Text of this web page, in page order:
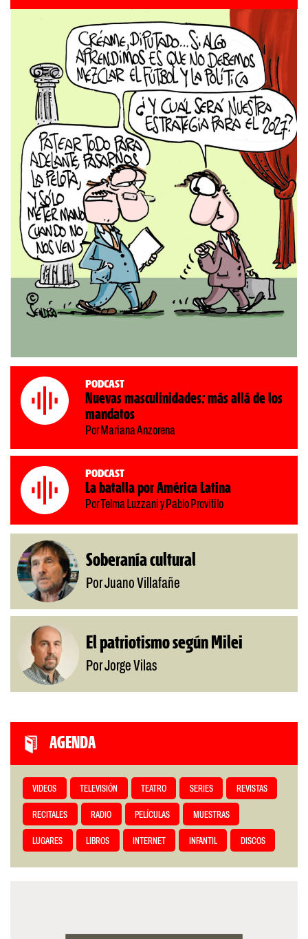
Podcast
Nuevas masculinidades: más allá de los
mandatos
Por Mariana Anzorena
Podcast
La batalla por América Latina
Por Telma Luzzani y Pablo Provitilo
Soberanía cultural
Por Juano Villafañe
El patriotismo según Milei
Por Jorge Vilas
AGENDA
VIDEOS TELEVISIÓN TEATRO SERIES REVISTAS
RECITALES RADIO PELÍCULAS MUESTRAS
LUGARES LIBROS INTERNET INFANTIL DISCOS